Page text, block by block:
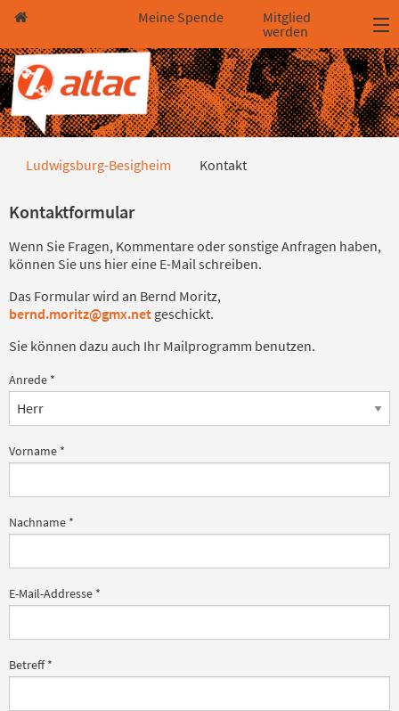
Direkt zum Hauptinhalt springen
Direkt zur Haupt-Navigation springen
Direkt zur Service-Navigation springen
Direkt zur Footer-Navigation springen
Direkt zum Footerinhalt springen
Meine Spende
Mitglied
werden
Kontakt
Ludwigsburg-Besigheim Kontakt
Kontaktformular
Wenn Sie Fragen, Kommentare oder sonstige Anfragen haben,
können Sie uns hier eine E-Mail schreiben.
Das Formular wird an Bernd Moritz,
bernd.moritz@gmx.net geschickt.
Sie können dazu auch Ihr Mailprogramm benutzen.
Anrede *
Vorname *
Nachname *
E-Mail-Addresse *
Betreff*